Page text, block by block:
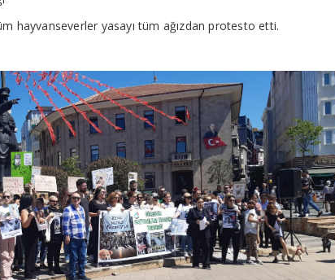
hayvanseverler yasayı tüm ağızdan protesto etti.